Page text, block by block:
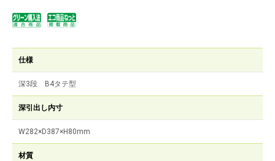
仕様
深3段 B4タテ型
深引出し内寸
W282×D387×H80mm
材質